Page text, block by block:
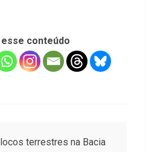
conteúdo
terrestres na Bacia